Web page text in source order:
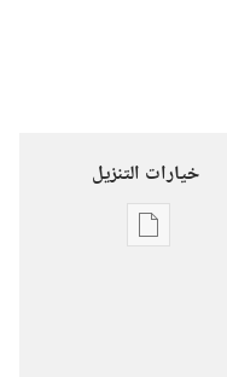
خيارات التنزيل
خيارات